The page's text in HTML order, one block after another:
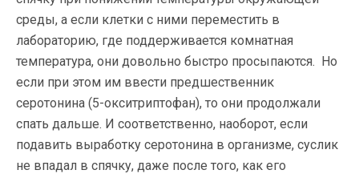
среды, а если клетки с ними переместить в
лабораторию, где поддерживается комнатная
температура, они довольно быстро просыпаются. Но
если при этом им ввести предшественник
серотонина (5-окситриптофан), то они продолжали
спать дальше. И соответственно, наоборот, если
подавить выработку серотонина в организме, суслик
не впадал в спячку, даже после того, как его